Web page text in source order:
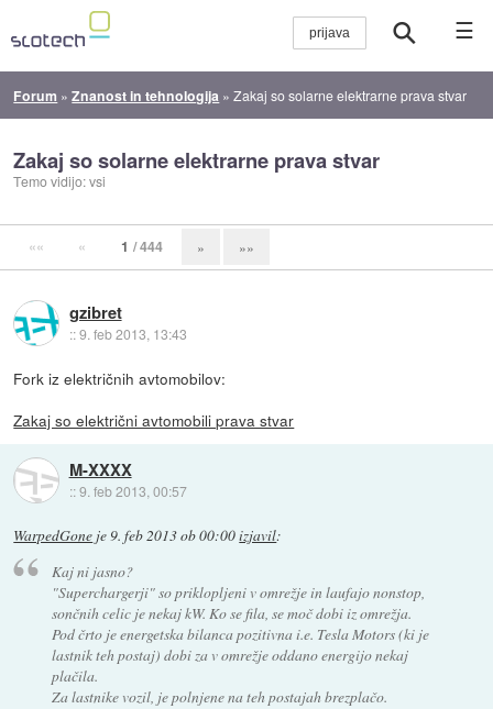
☰
Forum »Znanost in tehnologija »Zakaj so solarne elektrarne prava stvar
Zakaj so solarne elektrarne prava stvar
Temo vidijo: vsi
«« « 1 / 444 » »»
gzibret
::9. feb 2013, 13:43
Fork iz električnih avtomobilov:
Zakaj so električni avtomobili prava stvar
M-XXXX
::9. feb 2013, 00:57
WarpedGone je9. feb 2013 ob 00:00izjavil:
Kaj ni jasno?
"Superchargerji" so priklopljeni v omrežje in laufajo nonstop,
sončnih celic je nekaj kW. Ko se fila, se moč dobi iz omrežja.
Pod črto je energetska bilanca pozitivna i.e. Tesla Motors (ki je
lastnik teh postaj) dobi za v omrežje oddano energijo nekaj
plačila.
Za lastnike vozil, je polnjene na teh postajah brezplačo.